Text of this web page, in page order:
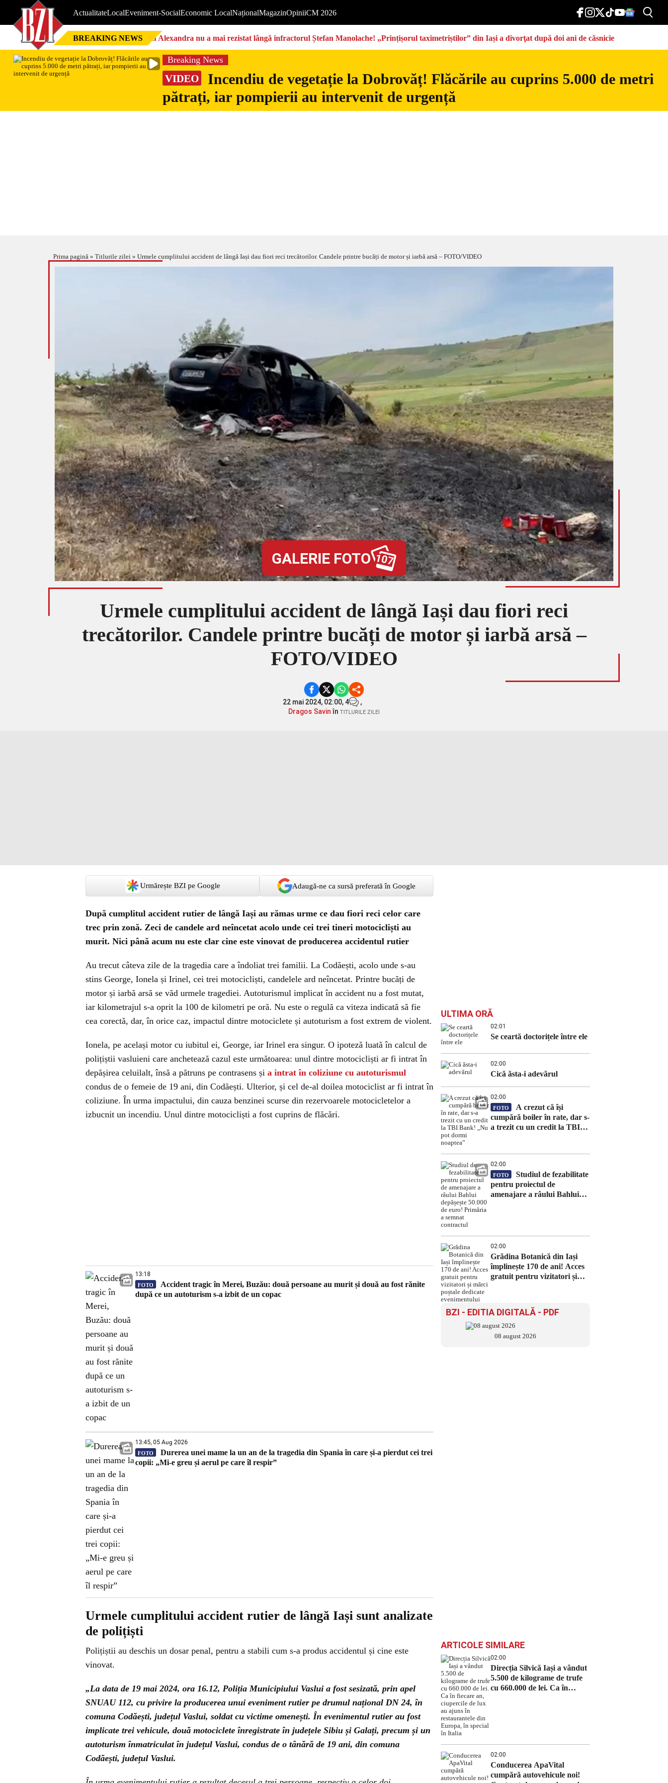
ActualitateLocalEveniment-SocialEconomic LocalNaționalMagazinOpiniiCM 2026
BREAKING NEWS Nici Alexandra nu a mai rezistat lângă infractorul Ștefan Manolache! „Prințișorul taximetriștilor” din Iași a divorţat după doi ani de căsnicie
Breaking News
VIDEO
Incendiu de vegetație la Dobrovăț! Flăcările au cuprins 5.000 de metri
pătrați, iar pompierii au intervenit de urgență
Prima pagină » Titlurile zilei » Urmele cumplitului accident de lângă Iași dau fiori reci trecătorilor. Candele printre bucăți de motor și iarbă arsă – FOTO/VIDEO
GALERIE FOTO 107
Urmele cumplitului accident de lângă Iași dau fiori reci
trecătorilor. Candele printre bucăți de motor și iarbă arsă –
FOTO/VIDEO
22 mai 2024, 02:00, 4
,
Dragos Savinîn TITLURILE ZILEI
Urmărește BZI pe Google Adaugă-ne ca sursă preferată în Google
După cumplitul accident rutier de lângă Iași au rămas urme ce dau fiori reci celor care
trec prin zonă. Zeci de candele ard neîncetat acolo unde cei trei tineri motocicliști au
murit. Nici până acum nu este clar cine este vinovat de producerea accidentul rutier
Au trecut câteva zile de la tragedia care a îndoliat trei familii. La Codăești, acolo unde s-au
stins George, Ionela și Irinel, cei trei motocicliști, candelele ard neîncetat. Printre bucăți de
motor și iarbă arsă se văd urmele tragediei. Autoturismul implicat în accident nu a fost mutat,
iar kilometrajul s-a oprit la 100 de kilometri pe oră. Nu este o regulă ca viteza indicată să fie
cea corectă, dar, în orice caz, impactul dintre motociclete și autoturism a fost extrem de violent.
Ionela, pe același motor cu iubitul ei, George, iar Irinel era singur. O ipoteză luată în calcul de
polițiștii vasluieni care anchetează cazul este următoarea: unul dintre motocicliști ar fi intrat în
depășirea celuilalt, însă a pătruns pe contrasens și a intrat în coliziune cu autoturismul
condus de o femeie de 19 ani, din Codăești. Ulterior, și cel de-al doilea motociclist ar fi intrat în
coliziune. În urma impactului, din cauza benzinei scurse din rezervoarele motocicletelor a
izbucnit un incendiu. Unul dintre motocicliști a fost cuprins de flăcări.
13:18
FOTO
Accident tragic în Merei, Buzău: două persoane au murit și două au fost rănite
după ce un autoturism s-a izbit de un copac
13:45, 05 Aug 2026
FOTO
Durerea unei mame la un an de la tragedia din Spania în care și-a pierdut cei trei
copii: „Mi-e greu și aerul pe care îl respir”
Urmele cumplitului accident rutier de lângă Iași sunt analizate
de polițiști
Polițiștii au deschis un dosar penal, pentru a stabili cum s-a produs accidentul și cine este
vinovat.
„La data de 19 mai 2024, ora 16.12, Poliția Municipiului Vaslui a fost sesizată, prin apel
SNUAU 112, cu privire la producerea unui eveniment rutier pe drumul național DN 24, în
comuna Codăești, județul Vaslui, soldat cu victime omenești. În evenimentul rutier au fost
implicate trei vehicule, două motociclete înregistrate în județele Sibiu și Galați, precum și un
autoturism înmatriculat în județul Vaslui, condus de o tânără de 19 ani, din comuna
Codăești, județul Vaslui.
ULTIMA ORĂ
02:01
Se ceartă doctorițele între ele
02:00
Cică ăsta-i adevărul
02:00
FOTO
A crezut că își
cumpără boiler în rate, dar s-
a trezit cu un credit la TBI
02:00
FOTO
Studiul de fezabilitate
pentru proiectul de
amenajare a râului Bahlui
02:00
Grădina Botanică din Iași
împlinește 170 de ani! Acces
gratuit pentru vizitatori și
BZI - EDITIA DIGITALĂ - PDF
08 august 2026
ARTICOLE SIMILARE
02:00
Direcția Silvică Iași a vândut
5.500 de kilograme de trufe
cu 660.000 de lei. Ca în
02:00
Conducerea ApaVital
cumpără autovehicule noi!